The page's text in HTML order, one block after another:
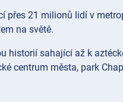
přes 21 milionů lidí v
na světě.
historií sahající až k
centrum města, park